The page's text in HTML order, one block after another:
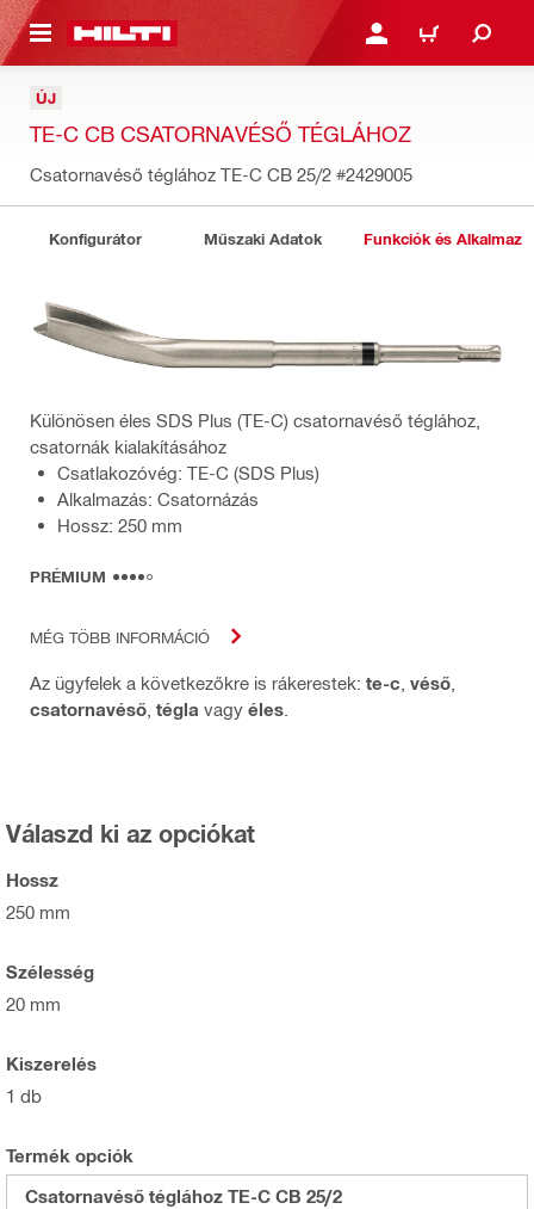
TARTALOMRA BEJELENTKEZÉS VAGY
KOSÁR
ÚJ
TE-C CB CSATORNAVÉSŐ TÉGLÁHOZ
Csatornavéső téglához TE-C CB 25/2 #2429005
Konfigurátor Műszaki Adatok Funkciók és
Különösen éles SDS Plus (TE-C) csatornavéső téglához,
csatornák kialakításához
Csatlakozóvég: TE-C (SDS Plus)
Alkalmazás: Csatornázás
Hossz: 250 mm
PRÉMIUM
MÉG TÖBB INFORMÁCIÓ
Az ügyfelek a következőkre is rákerestek: te-c véső
csatornavéső tégla vagy éles
Válaszd ki az opciókat
Hossz
250 mm
Szélesség
20 mm
Kiszerelés
1 db
Termék opciók
Csatornavéső téglához TE-C CB 25/2